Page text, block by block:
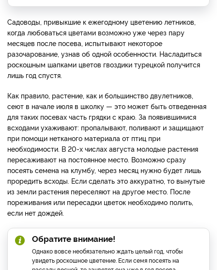
Садоводы, привыкшие к ежегодному цветению летников,
когда любоваться цветами возможно уже через пару
месяцев после посева, испытывают некоторое
разочарование, узнав об одной особенности. Насладиться
роскошным шапками цветов гвоздики турецкой получится
лишь год спустя.
Как правило, растение, как и большинство двулетников,
сеют в начале июля в школку — это может быть отведенная
для таких посевах часть грядки с краю. За появившимися
всходами ухаживают: пропалывают, поливают и защищают
при помощи нетканого материала от птиц при
необходимости. В 20-х числах августа молодые растения
пересаживают на постоянное место. Возможно сразу
посеять семена на клумбу, через месяц нужно будет лишь
проредить всходы. Если сделать это аккуратно, то вынутые
из земли растения переселяют на другое место. После
пореживания или пересадки цветок необходимо полить,
если нет дождей.
Обратите внимание!
Однако вовсе необязательно ждать целый год, чтобы
увидеть роскошное цветение. Если семя посеять на